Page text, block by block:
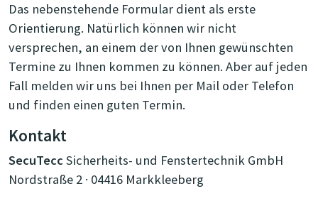
Das nebenstehende Formular dient als erste
Orientierung. Natürlich können wir nicht
versprechen, an einem der von Ihnen gewünschten
Termine zu Ihnen kommen zu können. Aber auf jeden
Fall melden wir uns bei Ihnen per Mail oder Telefon
und finden einen guten Termin.
Kontakt
SecuTecc Sicherheits- und Fenstertechnik GmbH
Nordstraße 2 · 04416 Markkleeberg